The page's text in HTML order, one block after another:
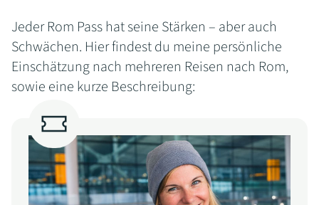
Jeder Rom Pass hat seine Stärken – aber auch
Schwächen. Hier findest du meine persönliche
Einschätzung nach mehreren Reisen nach Rom,
sowie eine kurze Beschreibung: